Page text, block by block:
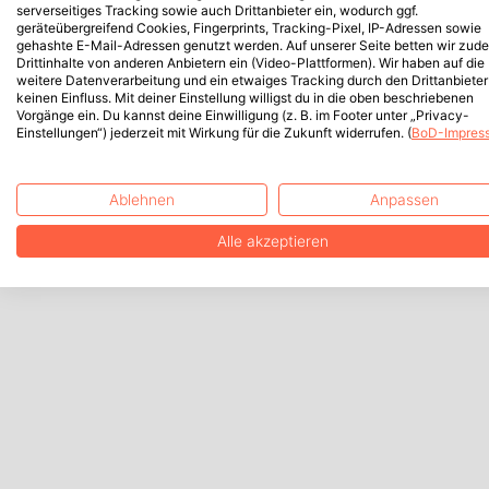
serverseitiges Tracking sowie auch Drittanbieter ein, wodurch ggf.
geräteübergreifend Cookies, Fingerprints, Tracking-Pixel, IP-Adressen sowie
gehashte E-Mail-Adressen genutzt werden. Auf unserer Seite betten wir
Drittinhalte von anderen Anbietern ein (Video-Plattformen). Wir haben auf die
weitere Datenverarbeitung und ein etwaiges Tracking durch den Drittanbieter
keinen Einfluss. Mit deiner Einstellung willigst du in die oben beschriebenen
Vorgänge ein. Du kannst deine Einwilligung (z. B. im Footer unter „Privacy-
Einstellungen“) jederzeit mit Wirkung für die Zukunft widerrufen. (BoD-
Ablehnen Anpassen
Alle akzeptieren